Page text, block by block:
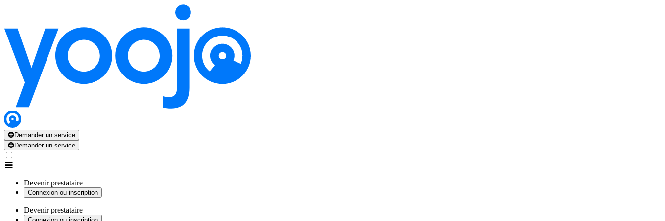
Demander un service
Demander un service
Devenir prestataire
Connexion ou inscription
Devenir prestataire